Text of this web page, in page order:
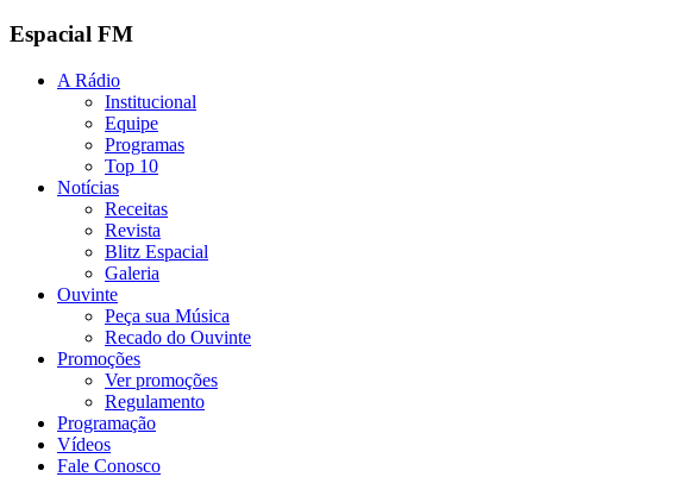
Espacial FM
A Rádio
Institucional
Equipe
Programas
Top 10
Notícias
Receitas
Revista
Blitz Espacial
Galeria
Ouvinte
Peça sua Música
Recado do Ouvinte
Promoções
Ver promoções
Regulamento
Programação
Vídeos
Fale Conosco